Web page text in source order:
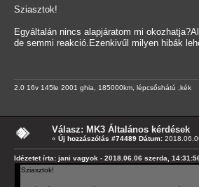
Sziasztok!
Egyáltalán nincs alapjáratom mi
de semmi reakció.Ezenkivűl milyen hibák
2.0 16v 145le 2001 ghia, 185000km, lépcsőshátú ,kék
Válasz: MK3 Általános kérdések
« Új hozzászólás #74489 Dátum:
Idézetet írta: jani vagyok - 2018.06.06 szerda,
Sziasztok!